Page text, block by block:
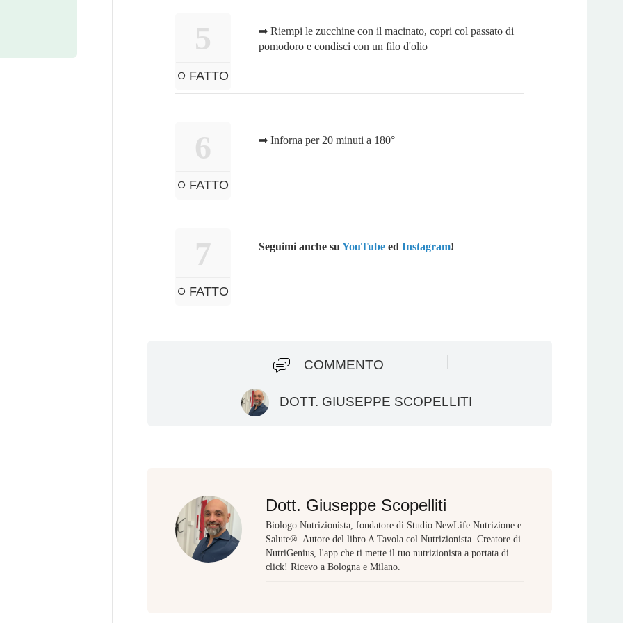
5
FATTO
➡ Riempi le zucchine con il macinato, copri col passato di
pomodoro e condisci con un filo d'olio
6
FATTO
➡ Inforna per 20 minuti a 180°
7
FATTO
Seguimi anche su YouTube ed Instagram!
COMMENTO
DOTT. GIUSEPPE SCOPELLITI
Dott. Giuseppe Scopelliti
Biologo Nutrizionista, fondatore di Studio NewLife Nutrizione e
Salute®. Autore del libro A Tavola col Nutrizionista. Creatore di
NutriGenius, l'app che ti mette il tuo nutrizionista a portata di
click! Ricevo a Bologna e Milano.